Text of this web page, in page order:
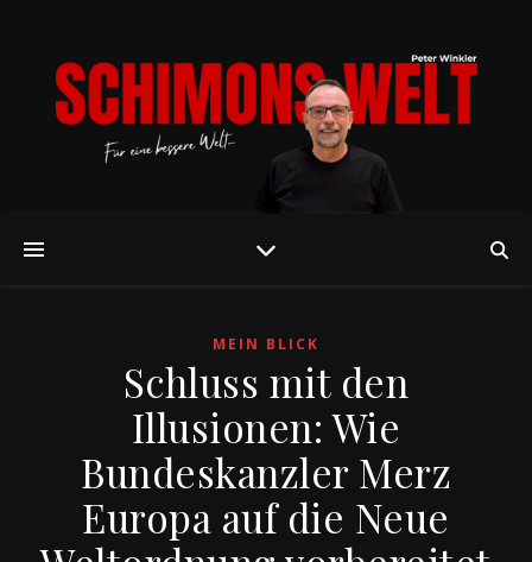
MEIN BLICK
Schluss mit den
Illusionen: Wie
Bundeskanzler Merz
Europa auf die Neue